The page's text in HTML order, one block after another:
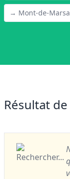
→ Mont-de-
Résultat